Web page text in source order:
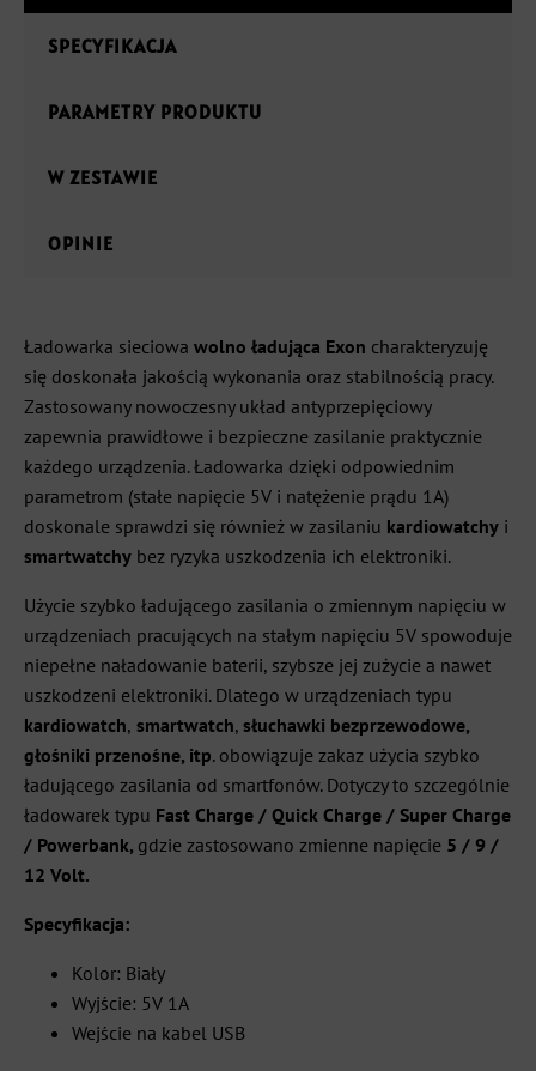
SPECYFIKACJA
PARAMETRY PRODUKTU
W ZESTAWIE
OPINIE
Ładowarka sieciowa wolno ładująca Exon charakteryzuję
się doskonała jakością wykonania oraz stabilnością pracy.
Zastosowany nowoczesny układ antyprzepięciowy
zapewnia prawidłowe i bezpieczne zasilanie praktycznie
każdego urządzenia. Ładowarka dzięki odpowiednim
parametrom (stałe napięcie 5V i natężenie prądu 1A)
doskonale sprawdzi się również w zasilaniu kardiowatchy i
smartwatchy bez ryzyka uszkodzenia ich elektroniki.
Użycie szybko ładującego zasilania o zmiennym napięciu w
urządzeniach pracujących na stałym napięciu 5V spowoduje
niepełne naładowanie baterii, szybsze jej zużycie a nawet
uszkodzeni elektroniki. Dlatego w urządzeniach typu
kardiowatch, smartwatch, słuchawki bezprzewodowe,
głośniki przenośne, itp. obowiązuje zakaz użycia szybko
ładującego zasilania od smartfonów. Dotyczy to szczególnie
ładowarek typu Fast Charge / Quick Charge / Super Charge
/ Powerbank, gdzie zastosowano zmienne napięcie 5 / 9 /
12 Volt.
Specyfikacja:
Kolor: Biały
Wyjście: 5V 1A
Wejście na kabel USB